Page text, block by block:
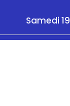
Samedi 19